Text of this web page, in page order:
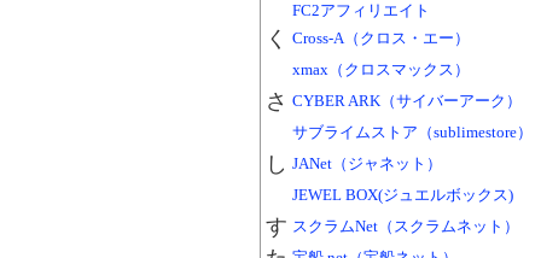
FC2アフィリエイト
く
Cross-A（クロス・エー）
xmax（クロスマックス）
さ CYBER ARK（サイバーアーク）
サブライムストア（sublimestore）
し JANet（ジャネット）
JEWEL BOX(ジュエルボックス)
す スクラムNet（スクラムネット）